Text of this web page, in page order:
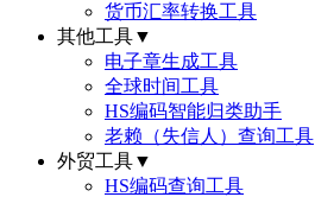
货币汇率转换工具
其他工具▼
电子章生成工具
全球时间工具
HS编码智能归类助手
老赖（失信人）查询工具
外贸工具▼
HS编码查询工具